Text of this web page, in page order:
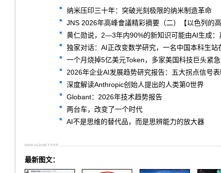
纳米压印三十年：突破光刻极限的纳米制造革命
JNS 2026年高峰會議精彩摘要（二）【以色列的
黄仁勋说，2—3年内90%的新知识可能由AI生成
独家对话：AI正改变数学研究，一名中国本科生站
一个月烧掉5亿美元Token，多家美国科技巨头紧
2026年企业AI发展趋势研究报告：五大拐点信号
深度解读Anthropic创始人提出的人类第0世界
Globant：2026年技术趋势报告
两台车，改变了一个时代
AI不是思维的替代品，而是思辨能力的放大器
最新图文：